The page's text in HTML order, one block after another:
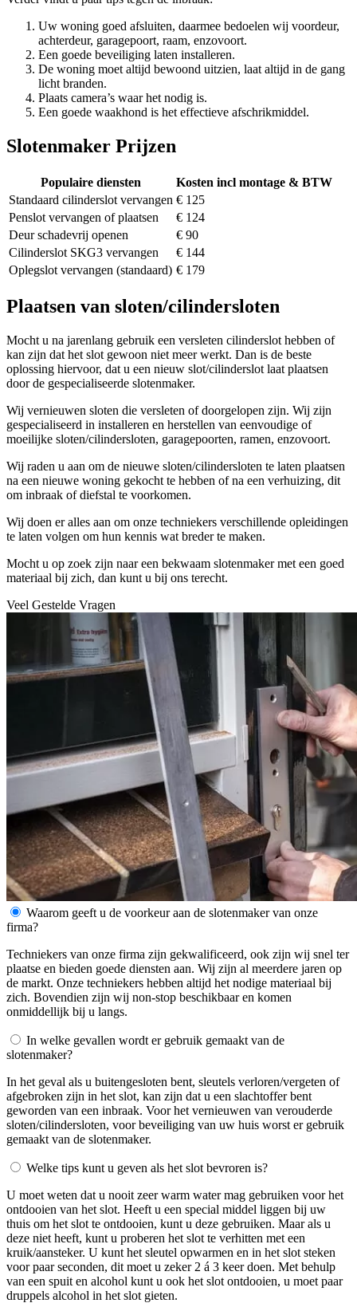
Uw woning goed afsluiten, daarmee bedoelen wij voordeur,
achterdeur, garagepoort, raam, enzovoort.
Een goede beveiliging laten installeren.
De woning moet altijd bewoond uitzien, laat altijd in de gang
licht branden.
Plaats camera’s waar het nodig is.
Een goede waakhond is het effectieve afschrikmiddel.
Slotenmaker Prijzen
Populaire diensten
Kosten incl montage & BTW
Standaard cilinderslot vervangen € 125
Penslot vervangen of plaatsen
€ 124
Deur schadevrij openen
€ 90
Cilinderslot SKG3 vervangen
€ 144
Oplegslot vervangen (standaard) € 179
Plaatsen van sloten/cilindersloten
Mocht u na jarenlang gebruik een versleten cilinderslot hebben of
kan zijn dat het slot gewoon niet meer werkt. Dan is de beste
oplossing hiervoor, dat u een nieuw slot/cilinderslot laat plaatsen
door de gespecialiseerde slotenmaker.
Wij vernieuwen sloten die versleten of doorgelopen zijn. Wij zijn
gespecialiseerd in installeren en herstellen van eenvoudige of
moeilijke sloten/cilindersloten, garagepoorten, ramen, enzovoort.
Wij raden u aan om de nieuwe sloten/cilindersloten te laten plaatsen
na een nieuwe woning gekocht te hebben of na een verhuizing, dit
om inbraak of diefstal te voorkomen.
Wij doen er alles aan om onze techniekers verschillende opleidingen
te laten volgen om hun kennis wat breder te maken.
Mocht u op zoek zijn naar een bekwaam slotenmaker met een goed
materiaal bij zich, dan kunt u bij ons terecht.
Veel Gestelde Vragen
Waarom geeft u de voorkeur aan de slotenmaker van onze
firma?
Techniekers van onze firma zijn gekwalificeerd, ook zijn wij snel ter
plaatse en bieden goede diensten aan. Wij zijn al meerdere jaren op
de markt. Onze techniekers hebben altijd het nodige materiaal bij
zich. Bovendien zijn wij non-stop beschikbaar en komen
onmiddellijk bij u langs.
In welke gevallen wordt er gebruik gemaakt van de
slotenmaker?
In het geval als u buitengesloten bent, sleutels verloren/vergeten of
afgebroken zijn in het slot, kan zijn dat u een slachtoffer bent
geworden van een inbraak. Voor het vernieuwen van verouderde
sloten/cilindersloten, voor beveiliging van uw huis worst er gebruik
gemaakt van de slotenmaker.
Welke tips kunt u geven als het slot bevroren is?
U moet weten dat u nooit zeer warm water mag gebruiken voor het
ontdooien van het slot. Heeft u een special middel liggen bij uw
thuis om het slot te ontdooien, kunt u deze gebruiken. Maar als u
deze niet heeft, kunt u proberen het slot te verhitten met een
kruik/aansteker. U kunt het sleutel opwarmen en in het slot steken
voor paar seconden, dit moet u zeker 2 á 3 keer doen. Met behulp
van een spuit en alcohol kunt u ook het slot ontdooien, u moet paar
druppels alcohol in het slot gieten.